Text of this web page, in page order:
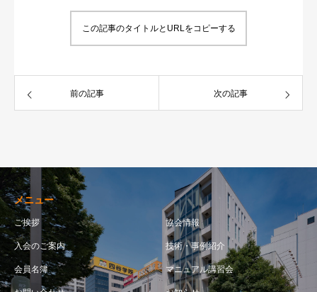
この記事のタイトルとURLをコピーする
前の記事 次の記事
メニュー
ご挨拶 協会情報
入会のご案内 技術・事例紹介
会員名簿 マニュアル講習会